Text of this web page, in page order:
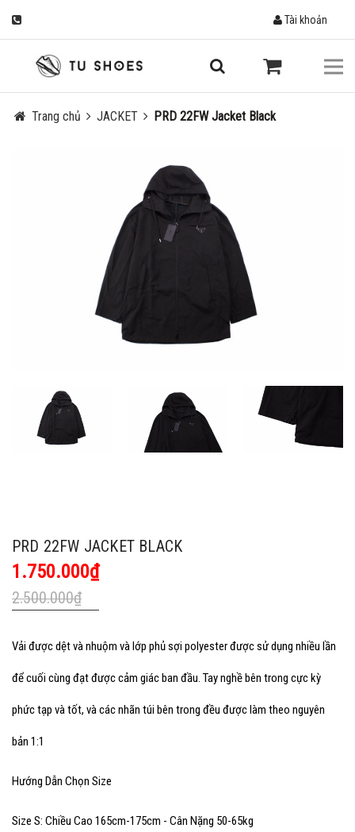
Tài khoản
Trang chủ JACKET PRD 22FW Jacket Black
PRD 22FW JACKET BLACK
1.750.000₫
2.500.000₫
Vải được dệt và nhuộm và lớp phủ sợi polyester được sử dụng nhiều lần
để cuối cùng đạt được cảm giác ban đầu. Tay nghề bên trong cực kỳ
phức tạp và tốt, và các nhãn túi bên trong đều được làm theo nguyên
bản 1:1
Hướng Dẫn Chọn Size
Size S: Chiều Cao 165cm-175cm - Cân Nặng 50-65kg